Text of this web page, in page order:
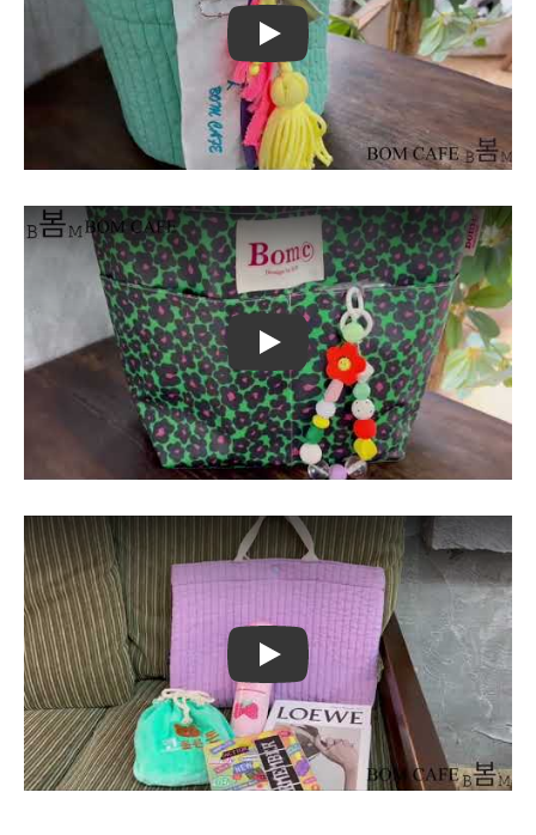
Play
Play
Play